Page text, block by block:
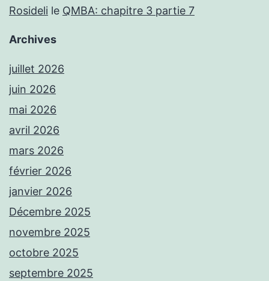
Rosideli le QMBA: chapitre 3 partie 7
Archives
juillet 2026
juin 2026
mai 2026
avril 2026
mars 2026
février 2026
janvier 2026
Décembre 2025
novembre 2025
octobre 2025
septembre 2025